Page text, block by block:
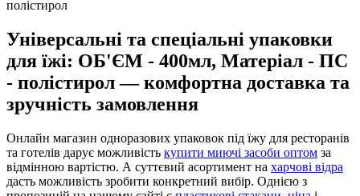
Універсальні та спеціальні упаковки
для їжі: ОБ'ЄМ - 400мл, Матеріал - ПС
- полістирол — комфортна доставка та
зручність замовлення
Онлайн магазин одноразових упаковок під їжу для ресторанів
та готелів дарує можливість купити миючі засоби оптом за
відмінною вартістю. А суттєвий асортимент на харчові відра
дасть можливість зробити конкретний вибір. Однією з